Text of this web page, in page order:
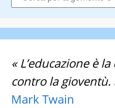
« L’educazione è
contro la gioventù.
Mark Twain